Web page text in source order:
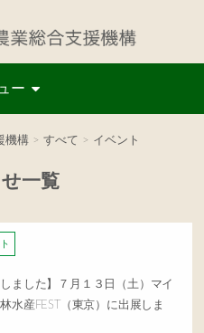
ー
機構 > すべて > イベント
一覧
しました】７月１３日（土）マイ
水産FEST（東京）に出展しま